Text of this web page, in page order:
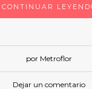
CONTINUAR
por Metroflor
Dejar un comentario